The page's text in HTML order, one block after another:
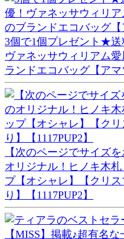
3個で1個プレゼント★
ヴァネッサウィリアム
ランドエコバッグ【アマ
【次のページでサイズ
オリジナル！ヒノキ木
プ【オシャレ】【クリ
り】【1117PUP2】